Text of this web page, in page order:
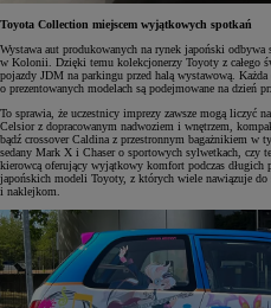
Toyota Collection miejscem wyjątkowych spotkań
Wystawa aut produkowanych na rynek japoński
w Kolonii. Dzięki temu kolekcjonerzy Toyoty z całego
pojazdy JDM na parkingu przed halą wystawową.
o prezentowanych modelach są podejmowane na dzień
To sprawia, że uczestnicy imprezy zawsze mogą liczyć
Celsior z dopracowanym nadwoziem i wnętrzem,
bądź crossover Caldina z przestronnym bagażnikiem w
sedany Mark X i Chaser o sportowych sylwetkach, czy
kierowcą oferujący wyjątkowy komfort podczas
japońskich modeli Toyoty, z których wiele nawiązuje
i naklejkom.